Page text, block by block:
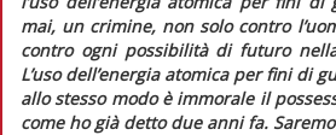
mai, un crimine, non solo contro
contro ogni possibilità di futuro
L’uso dell’energia atomica per fini di
allo stesso modo è immorale il
come ho già detto due anni fa.